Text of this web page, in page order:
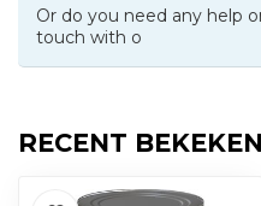
Or do you need any help
touch with o
RECENT BEKEKEN